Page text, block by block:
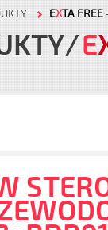
EXTA FREE
E